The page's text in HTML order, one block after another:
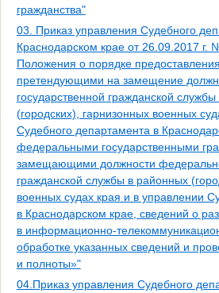
гражданства"
03. Приказ управления Судебного
Краснодарском крае от 26.09.2017
Положения о порядке
претендующими на замещение
государственной гражданской
(городских), гарнизонных военных
Судебного департамента в
федеральными государственными
замещающими должности
гражданской службы в районных
военных судах края и в управлении
в Краснодарском крае, сведений о
в информационно-
обработке указанных сведений и
и полноты»"
04.Приказ управления Судебного